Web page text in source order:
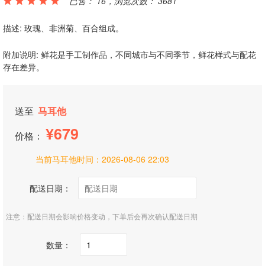
描述: 玫瑰、非洲菊、百合组成。
附加说明: 鲜花是手工制作品，不同城市与不同季节，鲜花样式与配花
存在差异。
送至 马耳他
价格：
679
当前马耳他时间： 2026-08-06 22:03
配送日期：
注意：配送日期会影响价格变动，下单后会再次确认配送日期
数量：